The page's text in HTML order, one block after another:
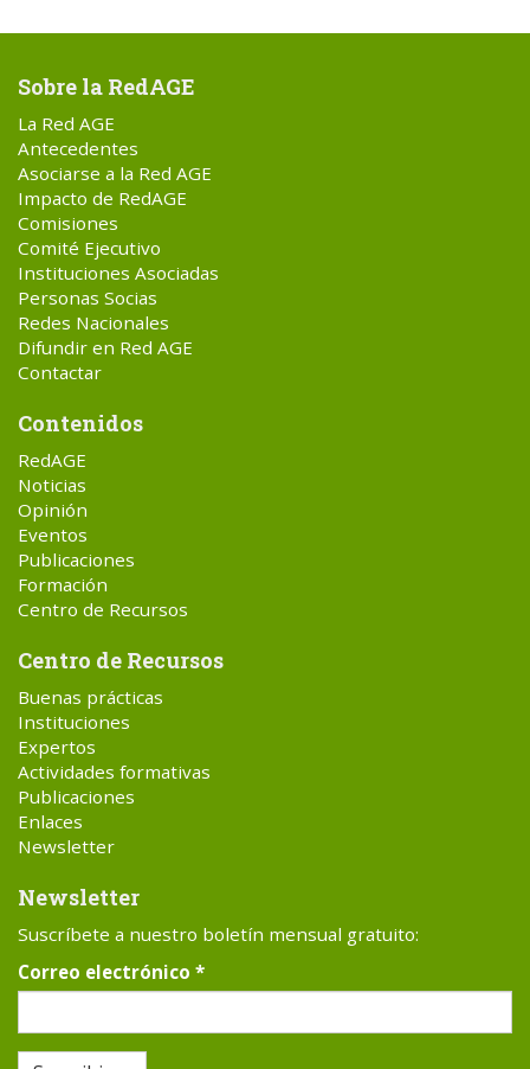
Sobre la RedAGE
La Red AGE
Antecedentes
Asociarse a la Red AGE
Impacto de RedAGE
Comisiones
Comité Ejecutivo
Instituciones Asociadas
Personas Socias
Redes Nacionales
Difundir en Red AGE
Contactar
Contenidos
RedAGE
Noticias
Opinión
Eventos
Publicaciones
Formación
Centro de Recursos
Centro de Recursos
Buenas prácticas
Instituciones
Expertos
Actividades formativas
Publicaciones
Enlaces
Newsletter
Newsletter
Suscríbete a nuestro boletín mensual gratuito:
Correo electrónico *